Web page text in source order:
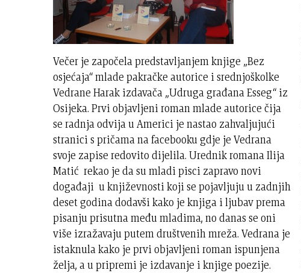
Večer je započela predstavljanjem knjige „Bez
osjećaja“ mlade pakračke autorice i srednjoškolke
Vedrane Harak izdavača „Udruga građana Esseg“ iz
Osijeka. Prvi objavljeni roman mlade autorice čija
se radnja odvija u Americi je nastao zahvaljujući
stranici s pričama na facebooku gdje je Vedrana
svoje zapise redovito dijelila. Urednik romana Ilija
Matić rekao je da su mladi pisci zapravo novi
događaji u književnosti koji se pojavljuju u zadnjih
deset godina dodavši kako je knjiga i ljubav prema
pisanju prisutna među mladima, no danas se oni
više izražavaju putem društvenih mreža. Vedrana je
istaknula kako je prvi objavljeni roman ispunjena
želja, a u pripremi je izdavanje i knjige poezije.